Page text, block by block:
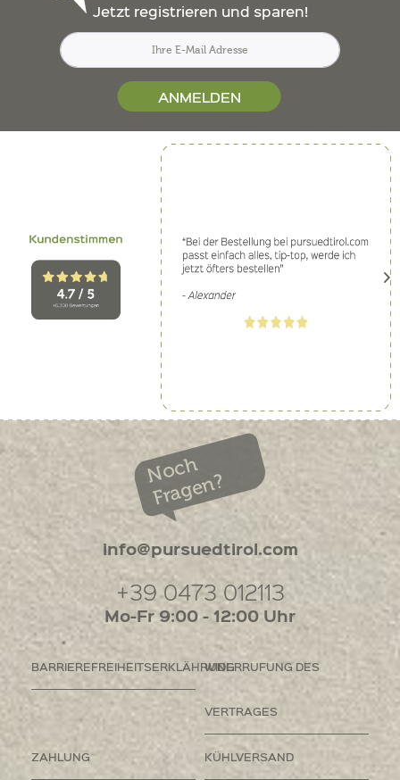
Jetzt registrieren und sparen!
ANMELDEN
Noch
Fragen?
info@pursuedtirol.com
+39 0473 012113
Mo-Fr 9:00 - 12:00 Uhr
BARRIEREFREIHEITSERKLÄHRUNGWIDERRUFUNG DES
VERTRAGES
ZAHLUNG KÜHLVERSAND